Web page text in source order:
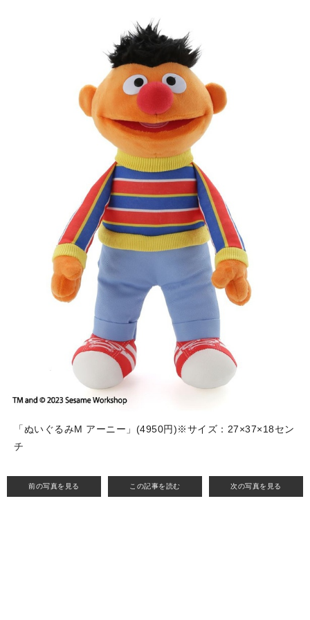
前の写真を見る この記事を読む 次の写真を見る
「ぬいぐるみM アーニー」(4950円)※サイズ：27×37×18セン
チ